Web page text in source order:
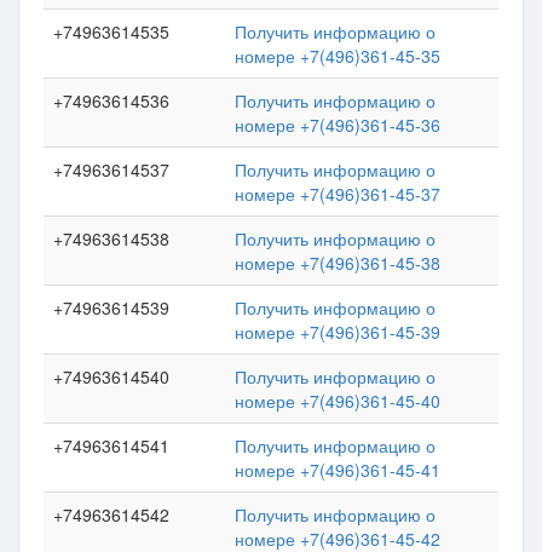
+74963614535
Получить информацию о
номере +7(496)361-45-35
+74963614536
Получить информацию о
номере +7(496)361-45-36
+74963614537
Получить информацию о
номере +7(496)361-45-37
+74963614538
Получить информацию о
номере +7(496)361-45-38
+74963614539
Получить информацию о
номере +7(496)361-45-39
+74963614540
Получить информацию о
номере +7(496)361-45-40
+74963614541
Получить информацию о
номере +7(496)361-45-41
+74963614542
Получить информацию о
номере +7(496)361-45-42